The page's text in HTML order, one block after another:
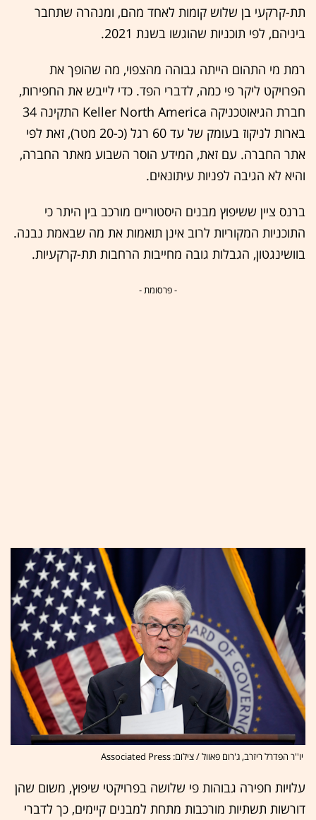
תת-קרקעי בן שלוש קומות לאחד מהם, ומנהרה שתחבר
ביניהם, לפי תוכניות שהוגשו בשנת 2021.
רמת מי התהום הייתה גבוהה מהצפוי, מה שהופך את
הפרויקט ליקר פי כמה, לדברי הפד. כדי לייבש את החפירות,
חברת הגיאוטכניקה Keller North America התקינה 34
בארות לניקוז בעומק של עד 60 רגל (כ-20 מטר), זאת לפי
אתר החברה. עם זאת, המידע הוסר השבוע מאתר החברה,
והיא לא הגיבה לפניות עיתונאים.
ברנס ציין ששיפוץ מבנים היסטוריים מורכב בין היתר כי
התוכניות המקוריות לרוב אינן תואמות את מה שבאמת נבנה.
בוושינגטון, הגבלות גובה מחייבות הרחבות תת-קרקעיות.
- פרסומת -
יו''ר הפדרל ריזרב, ג'רום פאוול / צילום: Associated Press
עלויות חפירה גבוהות פי שלושה בפרויקטי שיפוץ, משום שהן
דורשות תשתיות מורכבות מתחת למבנים קיימים, כך לדברי